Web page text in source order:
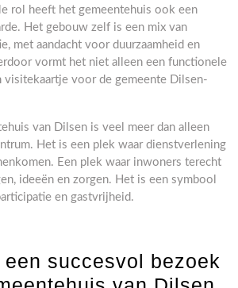
rol heeft het gemeentehuis ook een
Het gebouw zelf is een mix van
met aandacht voor duurzaamheid en
vormt het niet alleen een functionele
visitekaartje voor de gemeente Dilsen-
van Dilsen is veel meer dan alleen
Het is een plek waar dienstverlening
Een plek waar inwoners terecht
ideeën en zorgen. Het is een symbool
en gastvrijheid.
succesvol bezoek